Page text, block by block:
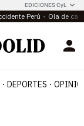
EDICIONES CyL
Perú Ola de
DEPORTES